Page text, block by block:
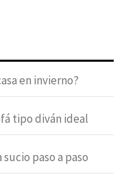
en invierno?
tipo diván ideal
paso a paso